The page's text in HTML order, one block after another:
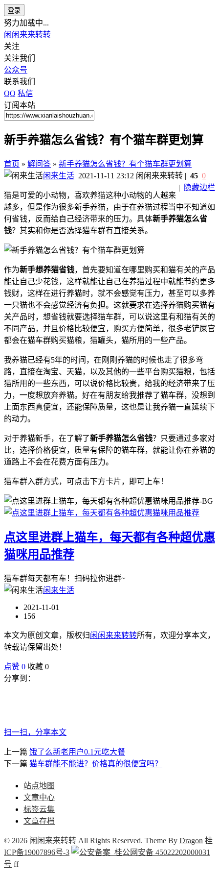
登录
努力加载中...
闲闲来来转转
关注
关注我们
公众号
联系我们
QQ 私信
订阅本站
新手养猫怎么省钱？有个猫车群更划算
首页 » 解问答 » 新手养猫怎么省钱？有个猫车群更划算
闲来生活 2021-11-11 23:12 闲闲来来转转
|
隐藏边栏
| 45 0
猫是可爱的小动物，喜欢养猫这种小动物的人越来
越多，但是作为很多新手养猫，由于在养猫过程当中不知道如
何省钱，反而给自己经济带来的压力。具体新手养猫怎么省
钱？其实和你是否选择猫车群有直接关系。
作为新手想养猫省钱，首先要知道在哪里购买和猫有关的产品
能让自己少花钱，这样就能让自己在养猫过程中就能节约更多
钱财，这样在进行养猫时，就不会感觉有压力，甚至可以多养
一只猫也不会感觉经济有负担。这就要求在选择养猫购买猫有
关产品时，想省钱就要选择猫车群，可以说这里有和猫有关的
不同产品，并且价格比较便宜，购买方便简单，很多老铲屎官
都会在猫车群购买猫粮，猫罐头，猫所用的一些产品。
我养猫已经有5年的时间，在刚刚养猫的时候也走了很多弯
路，直接在淘宝、天猫，以及其他的一些平台购买猫粮，包括
猫所用的一些东西，可以说价格比较贵，给我的经济带来了压
力，一度想放弃养猫。好在有朋友给我推荐了猫车群，没想到
上面东西真便宜，还能保障质量，这也是让我养猫一直延续下
的动力。
对于养猫新手，在了解了新手养猫怎么省钱？只要通过多家对
比，选择价格便宜，质量有保障的猫车群，就能让你在养猫的
道路上不会在花费方面有压力。
猫车群入群方式，可点击下方卡片，即可上车！
点这里进群上猫车，每天都有各种超优惠
猫咪用品推荐
猫车群每天都有车！扫码拉你进群~
闲来生活
2021-11-01
156
本文为原创文章，版权归闲闲来来转转所有，欢迎分享本文，
转载请保留出处！
点赞 0 收藏 0
分享到：
扫一扫，分享本文
上一篇 饿了么新老用户0.1元吃大餐
下一篇 猫车群能不能进？价格真的很便宜吗？
站点地图
文章中心
标签云集
文章存档
© 2026 闲闲来来转转 All Rights Reserved. Theme By Dragon 桂
ICP备19007896号-3
桂公网安备 45022202000031
号 ff